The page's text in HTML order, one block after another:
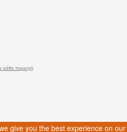
κάθε περιοχή
give you the best experience on our